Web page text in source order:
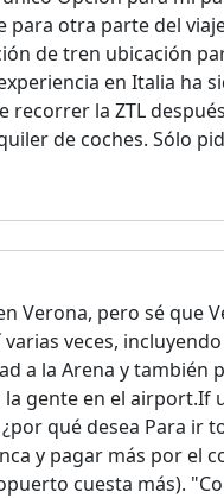
para otra parte del
de tren ubicación
en Italia ha
recorrer la ZTL
de coches. Sólo
Verona, pero sé que
veces,
a la Arena y también
la gente en el airport.If
qué desea Para ir
y pagar más por el
cuesta más).